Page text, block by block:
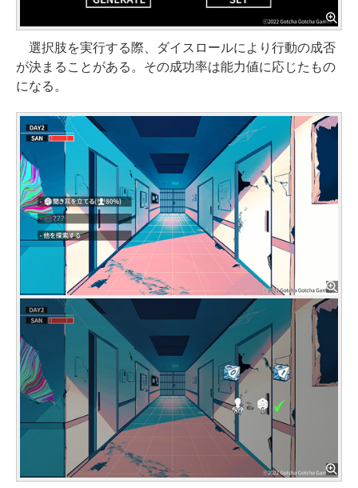
選択肢を実行する際、ダイスロールにより行動の成否
が決まることがある。その成功率は能力値に応じたもの
になる。